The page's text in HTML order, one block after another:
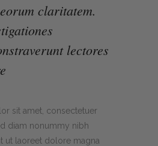
claritatem.
lectores
sit amet, consectetuer
diam nonummy nibh
ut laoreet dolore magna